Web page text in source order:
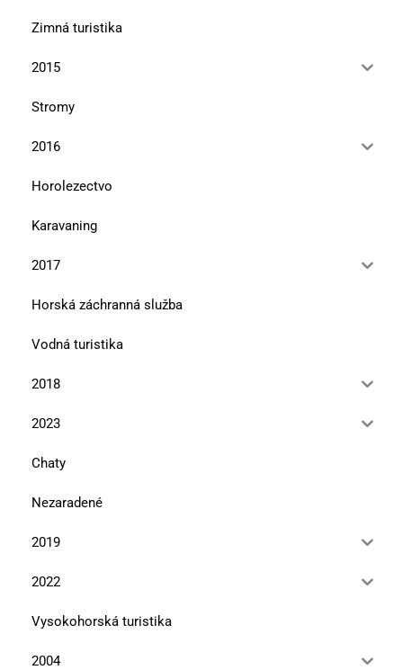
Zimná turistika
2015
Stromy
2016
Horolezectvo
Karavaning
2017
Horská záchranná služba
Vodná turistika
2018
2023
Chaty
Nezaradené
2019
2022
Vysokohorská turistika
2004